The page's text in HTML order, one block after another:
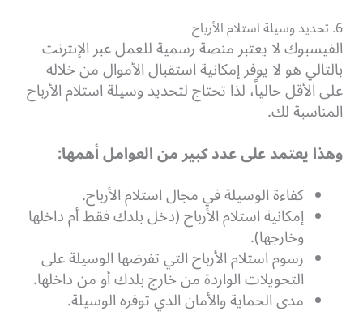
6. تحديد وسيلة استلام الأرباح
الفيسبوك لا يعتبر منصة رسمية للعمل عبر الإنترنت
بالتالي هو لا يوفر إمكانية استقبال الأموال من خلاله
على الأقل حالياً، لذا تحتاج لتحديد وسيلة استلام الأرباح
المناسبة لك.
وهذا يعتمد على عدد كبير من العوامل أهمها:
كفاءة الوسيلة في مجال استلام الأرباح.
إمكانية استلام الأرباح (دخل بلدك فقط أم داخلها
وخارجها).
رسوم استلام الأرباح التي تفرضها الوسيلة على
التحويلات الواردة من خارج بلدك أو من داخلها.
مدى الحماية والأمان الذي توفره الوسيلة.